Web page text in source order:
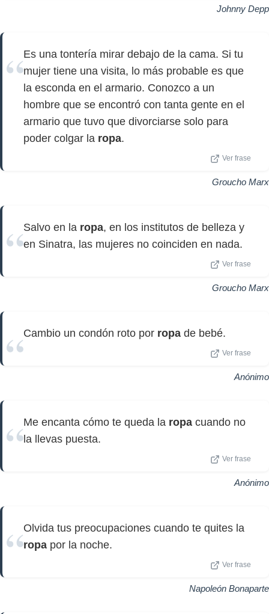
Johnny Depp
Es una tontería mirar debajo de la cama. Si tu
mujer tiene una visita, lo más probable es que
la esconda en el armario. Conozco a un
hombre que se encontró con tanta gente en el
armario que tuvo que divorciarse solo para
poder colgar la ropa.
Ver frase
Groucho Marx
Salvo en la ropa, en los institutos de belleza y
en Sinatra, las mujeres no coinciden en nada.
Ver frase
Groucho Marx
Cambio un condón roto por ropa de bebé.
Ver frase
Anónimo
Me encanta cómo te queda la ropa cuando no
la llevas puesta.
Ver frase
Anónimo
Olvida tus preocupaciones cuando te quites la
ropa por la noche.
Ver frase
Napoleón Bonaparte